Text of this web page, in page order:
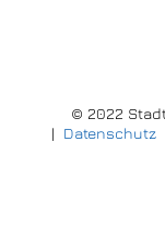
© 2022
| Datenschutz|